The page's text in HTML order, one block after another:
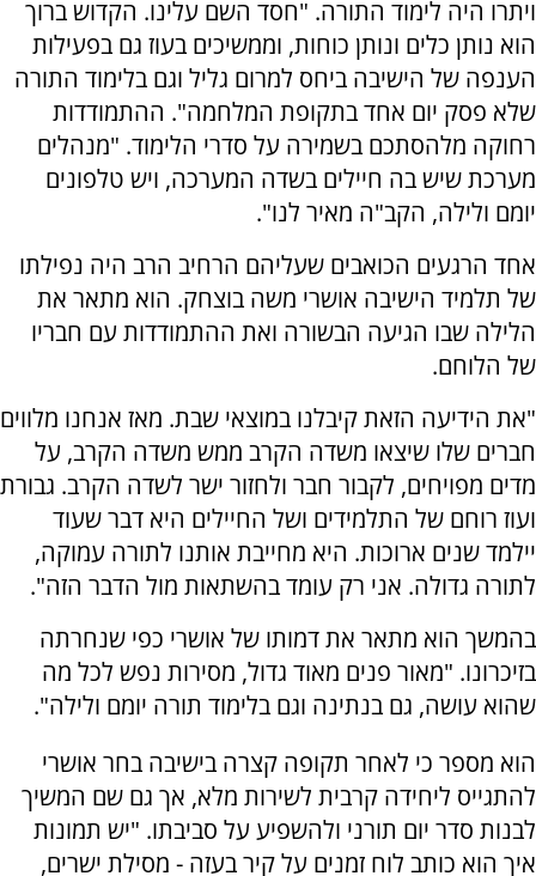
ויתרו היה לימוד התורה. "חסד השם עלינו. הקדוש ברוך
הוא נותן כלים ונותן כוחות, וממשיכים בעוז גם בפעילות
הענפה של הישיבה ביחס למרום גליל וגם בלימוד התורה
שלא פסק יום אחד בתקופת המלחמה". ההתמודדות
רחוקה מלהסתכם בשמירה על סדרי הלימוד. "מנהלים
מערכת שיש בה חיילים בשדה המערכה, ויש טלפונים
יומם ולילה, הקב"ה מאיר לנו".
אחד הרגעים הכואבים שעליהם הרחיב הרב היה נפילתו
של תלמיד הישיבה אושרי משה בוצחק. הוא מתאר את
הלילה שבו הגיעה הבשורה ואת ההתמודדות עם חבריו
של הלוחם.
"את הידיעה הזאת קיבלנו במוצאי שבת. מאז אנחנו מלווים
חברים שלו שיצאו משדה הקרב ממש משדה הקרב, על
מדים מפויחים, לקבור חבר ולחזור ישר לשדה הקרב. גבורת
ועוז רוחם של התלמידים ושל החיילים היא דבר שעוד
יילמד שנים ארוכות. היא מחייבת אותנו לתורה עמוקה,
לתורה גדולה. אני רק עומד בהשתאות מול הדבר הזה".
בהמשך הוא מתאר את דמותו של אושרי כפי שנחרתה
בזיכרונו. "מאור פנים מאוד גדול, מסירות נפש לכל מה
שהוא עושה, גם בנתינה וגם בלימוד תורה יומם ולילה".
הוא מספר כי לאחר תקופה קצרה בישיבה בחר אושרי
להתגייס ליחידה קרבית לשירות מלא, אך גם שם המשיך
לבנות סדר יום תורני ולהשפיע על סביבתו. "יש תמונות
איך הוא כותב לוח זמנים על קיר בעזה - מסילת ישרים,